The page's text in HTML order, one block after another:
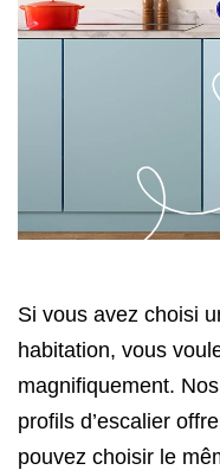
Si vous avez choisi
habitation, vous
magniﬁquement.
proﬁls d’escalier
pouvez choisir le